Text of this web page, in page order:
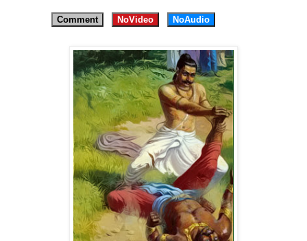
Comment NoVideo NoAudio